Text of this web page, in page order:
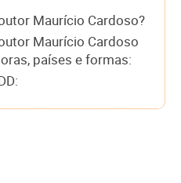
Maurício Cardoso?
Maurício Cardoso
países e formas: